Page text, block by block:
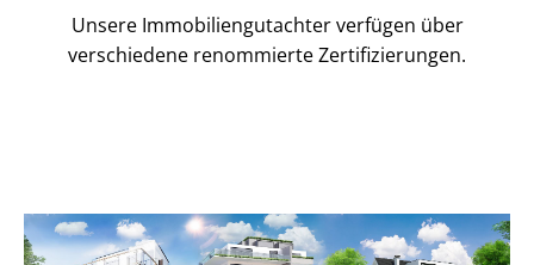
Unsere Immobilien­gutachter verfügen über
verschiedene renommierte Zer­ti­fi­zie­run­gen.